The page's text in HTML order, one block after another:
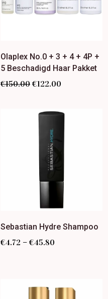
Olaplex No.0 + 3 + 4 + 4P +
5 Beschadigd Haar Pakket
€150.00 €122.00
Sebastian Hydre Shampoo
€4.72 – €45.80